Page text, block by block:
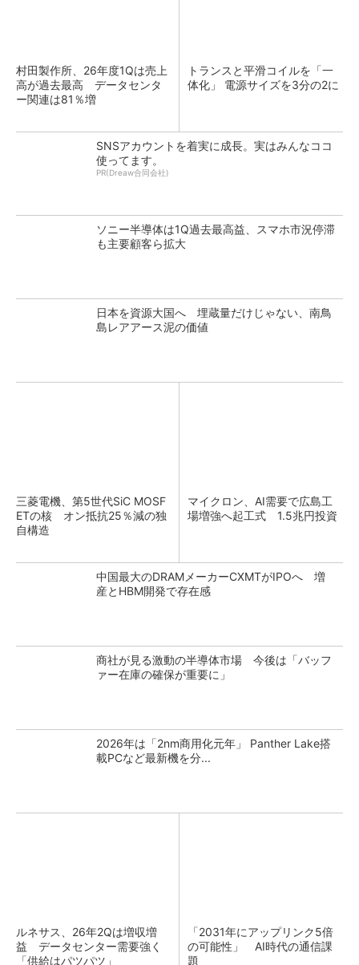
村田製作所、26年度1Qは売上
高が過去最高 データセンタ
ー関連は81％増
トランスと平滑コイルを「一
体化」 電源サイズを3分の2に
SNSアカウントを着実に成長。実はみんなココ
使ってます。
PR(Dreaw合同会社)
ソニー半導体は1Q過去最高益、スマホ市況停滞
も主要顧客ら拡大
日本を資源大国へ 埋蔵量だけじゃない、南鳥
島レアアース泥の価値
三菱電機、第5世代SiC MOSF
ETの核 オン抵抗25％減の独
自構造
マイクロン、AI需要で広島工
場増強へ起工式 1.5兆円投資
中国最大のDRAMメーカーCXMTがIPOへ 増
産とHBM開発で存在感
商社が見る激動の半導体市場 今後は「バッフ
ァー在庫の確保が重要に」
2026年は「2nm商用化元年」 Panther Lake搭
載PCなど最新機を分...
ルネサス、26年2Qは増収増
益 データセンター需要強く
「供給はパツパツ」
「2031年にアップリンク5倍
の可能性」 AI時代の通信課
題